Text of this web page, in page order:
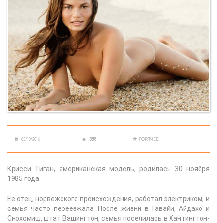
03/10/2016 3515 ГОРЯЧЕЕ
Крисси Тиган, американская модель, родилась 30 ноября
1985 года.
Ее отец, норвежского происхождения, работал электриком, и
семья часто переезжала. После жизни в Гавайи, Айдахо и
Снохомиш, штат Вашингтон, семья поселилась в Хантингтон-